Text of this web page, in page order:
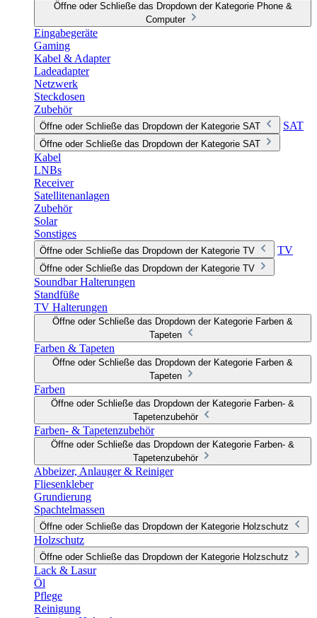
Öffne oder Schließe das Dropdown der Kategorie Phone &
Computer
Eingabegeräte
Gaming
Kabel & Adapter
Ladeadapter
Netzwerk
Steckdosen
Zubehör
Öffne oder Schließe das Dropdown der Kategorie SAT SAT
Öffne oder Schließe das Dropdown der Kategorie SAT
Kabel
LNBs
Receiver
Satellitenanlagen
Zubehör
Solar
Sonstiges
Öffne oder Schließe das Dropdown der Kategorie TV TV
Öffne oder Schließe das Dropdown der Kategorie TV
Soundbar Halterungen
Standfüße
TV Halterungen
Öffne oder Schließe das Dropdown der Kategorie Farben &
Tapeten
Farben & Tapeten
Öffne oder Schließe das Dropdown der Kategorie Farben &
Tapeten
Farben
Öffne oder Schließe das Dropdown der Kategorie Farben- &
Tapetenzubehör
Farben- & Tapetenzubehör
Öffne oder Schließe das Dropdown der Kategorie Farben- &
Tapetenzubehör
Abbeizer, Anlauger & Reiniger
Fliesenkleber
Grundierung
Spachtelmassen
Öffne oder Schließe das Dropdown der Kategorie Holzschutz
Holzschutz
Öffne oder Schließe das Dropdown der Kategorie Holzschutz
Lack & Lasur
Öl
Pflege
Reinigung